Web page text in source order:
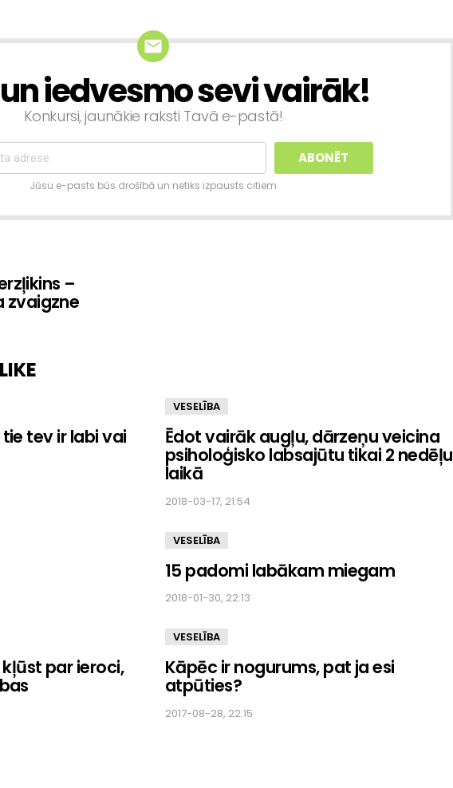
iedvesmo sevi vairāk!
Konkursi, jaunākie raksti Tavā e-pastā!
Jūsu e-pasts būs drošībā un netiks izpausts citiem
–
zvaigzne
tev ir labi vai
VESELĪBA
Ēdot vairāk augļu, dārzeņu veicina
psiholoģisko labsajūtu tikai 2 nedēļu
laikā
2018-03-17, 21:54
VESELĪBA
15 padomi labākam miegam
2018-01-30, 22:13
par ieroci,
VESELĪBA
Kāpēc ir nogurums, pat ja esi
atpūties?
2017-08-28, 22:15